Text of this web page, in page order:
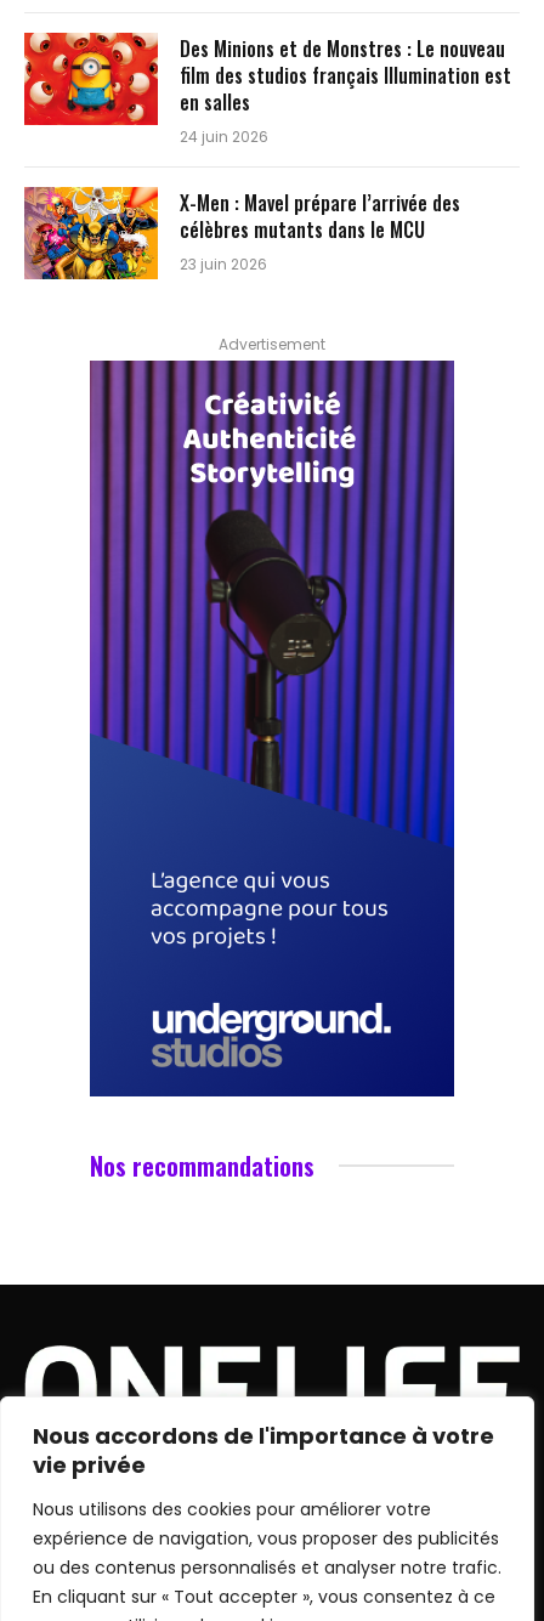
Nous accordons de l'importance à votre
vie privée
Nous utilisons des cookies pour améliorer votre
expérience de navigation, vous proposer des publicités
ou des contenus personnalisés et analyser notre trafic.
En cliquant sur « Tout accepter », vous consentez à ce
Des Minions et de Monstres : Le nouveau
film des studios français Illumination est
en salles
24 juin 2026
X-Men : Mavel prépare l’arrivée des
célèbres mutants dans le MCU
23 juin 2026
Advertisement
Nos recommandations
X
(Twitter)
InstagramYouTubeTikTok Twitch
NOS RÉDACTEURS
POLITIQUE DE CONFIDENTIALITÉ